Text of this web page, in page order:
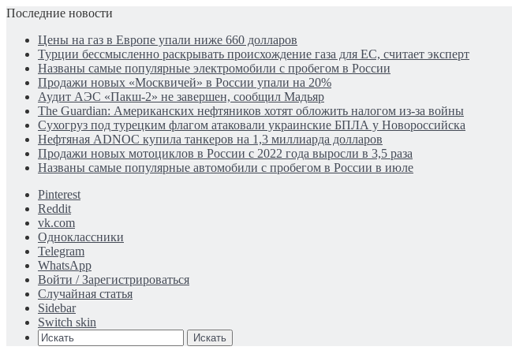
Последние новости
Цены на газ в Европе упали ниже 660 долларов
Турции бессмысленно раскрывать происхождение газа для ЕС, считает эксперт
Названы самые популярные электромобили с пробегом в России
Продажи новых «Москвичей» в России упали на 20%
Аудит АЭС «Пакш-2» не завершен, сообщил Мадьяр
The Guardian: Американских нефтяников хотят обложить налогом из-за войны
Сухогруз под турецким флагом атаковали украинские БПЛА у Новороссийска
Нефтяная ADNOC купила танкеров на 1,3 миллиарда долларов
Продажи новых мотоциклов в России с 2022 года выросли в 3,5 раза
Названы самые популярные автомобили с пробегом в России в июле
Pinterest
Reddit
vk.com
Одноклассники
Telegram
WhatsApp
Войти / Зарегистрироваться
Случайная статья
Sidebar
Switch skin
Искать